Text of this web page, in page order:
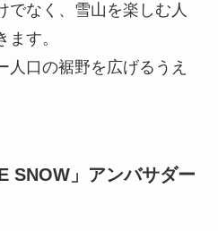
でなく、雪山を楽しむ人
す。
人口の裾野を広げるうえ
SNOW」アンバサダー